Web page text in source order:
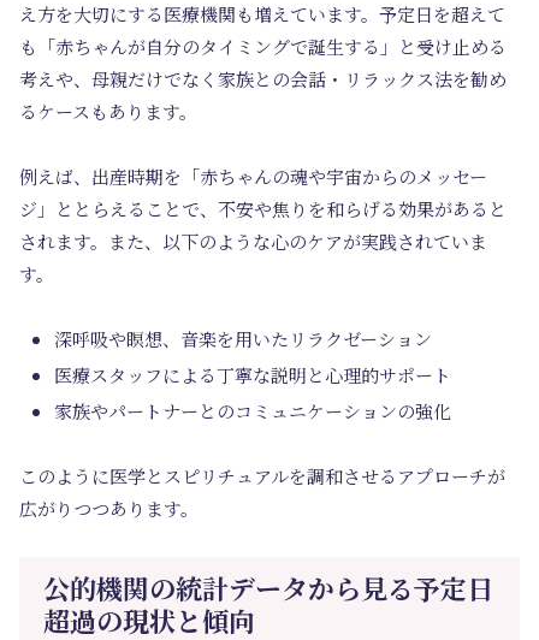
え方を大切にする医療機関も増えています。予定日を超えて
も「赤ちゃんが自分のタイミングで誕生する」と受け止める
考えや、母親だけでなく家族との会話・リラックス法を勧め
るケースもあります。
例えば、出産時期を「赤ちゃんの魂や宇宙からのメッセー
ジ」ととらえることで、不安や焦りを和らげる効果があると
されます。また、以下のような心のケアが実践されていま
す。
深呼吸や瞑想、音楽を用いたリラクゼーション
医療スタッフによる丁寧な説明と心理的サポート
家族やパートナーとのコミュニケーションの強化
このように医学とスピリチュアルを調和させるアプローチが
広がりつつあります。
公的機関の統計データから見る予定日
超過の現状と傾向